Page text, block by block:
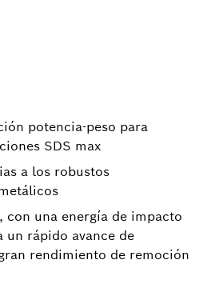
potencia-peso para
SDS max
a los robustos
con una energía de impacto
un rápido avance de
rendimiento de remoción